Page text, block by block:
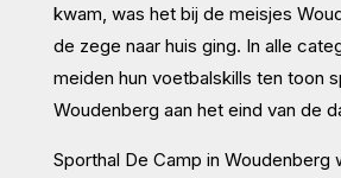
kwam, was het bij de meisjes
de zege naar huis ging. In alle
meiden hun voetbalskills ten toon
Woudenberg aan het eind van de
Sporthal De Camp in Woudenberg